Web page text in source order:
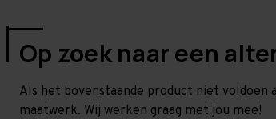
Op zoek naar een
Als het bovenstaande product niet voldoen
maatwerk. Wij werken graag met jou mee!